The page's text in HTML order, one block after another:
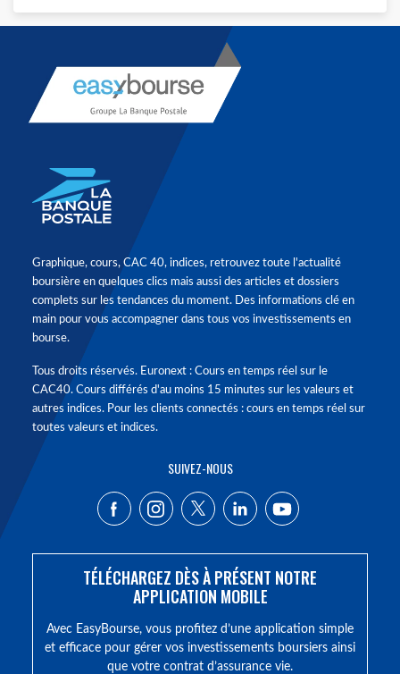
Graphique, cours, CAC 40, indices, retrouvez toute l'actualité
boursière en quelques clics mais aussi des articles et dossiers
complets sur les tendances du moment. Des informations clé en
main pour vous accompagner dans tous vos investissements en
bourse.
Tous droits réservés. Euronext : Cours en temps réel sur le
CAC40. Cours différés d'au moins 15 minutes sur les valeurs et
autres indices. Pour les clients connectés : cours en temps réel sur
toutes valeurs et indices.
SUIVEZ-NOUS
TÉLÉCHARGEZ DÈS À PRÉSENT NOTRE
APPLICATION MOBILE
Avec EasyBourse, vous profitez d’une application simple
et efficace pour gérer vos investissements boursiers ainsi
que votre contrat d’assurance vie.